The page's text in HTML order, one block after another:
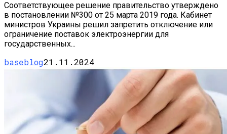
Соответствующее решение правительство утверждено
в постановлении №300 от 25 марта 2019 года. Кабинет
министров Украины решил запретить отключение или
ограничение поставок электроэнергии для
государственных...
baseblog21.11.2024